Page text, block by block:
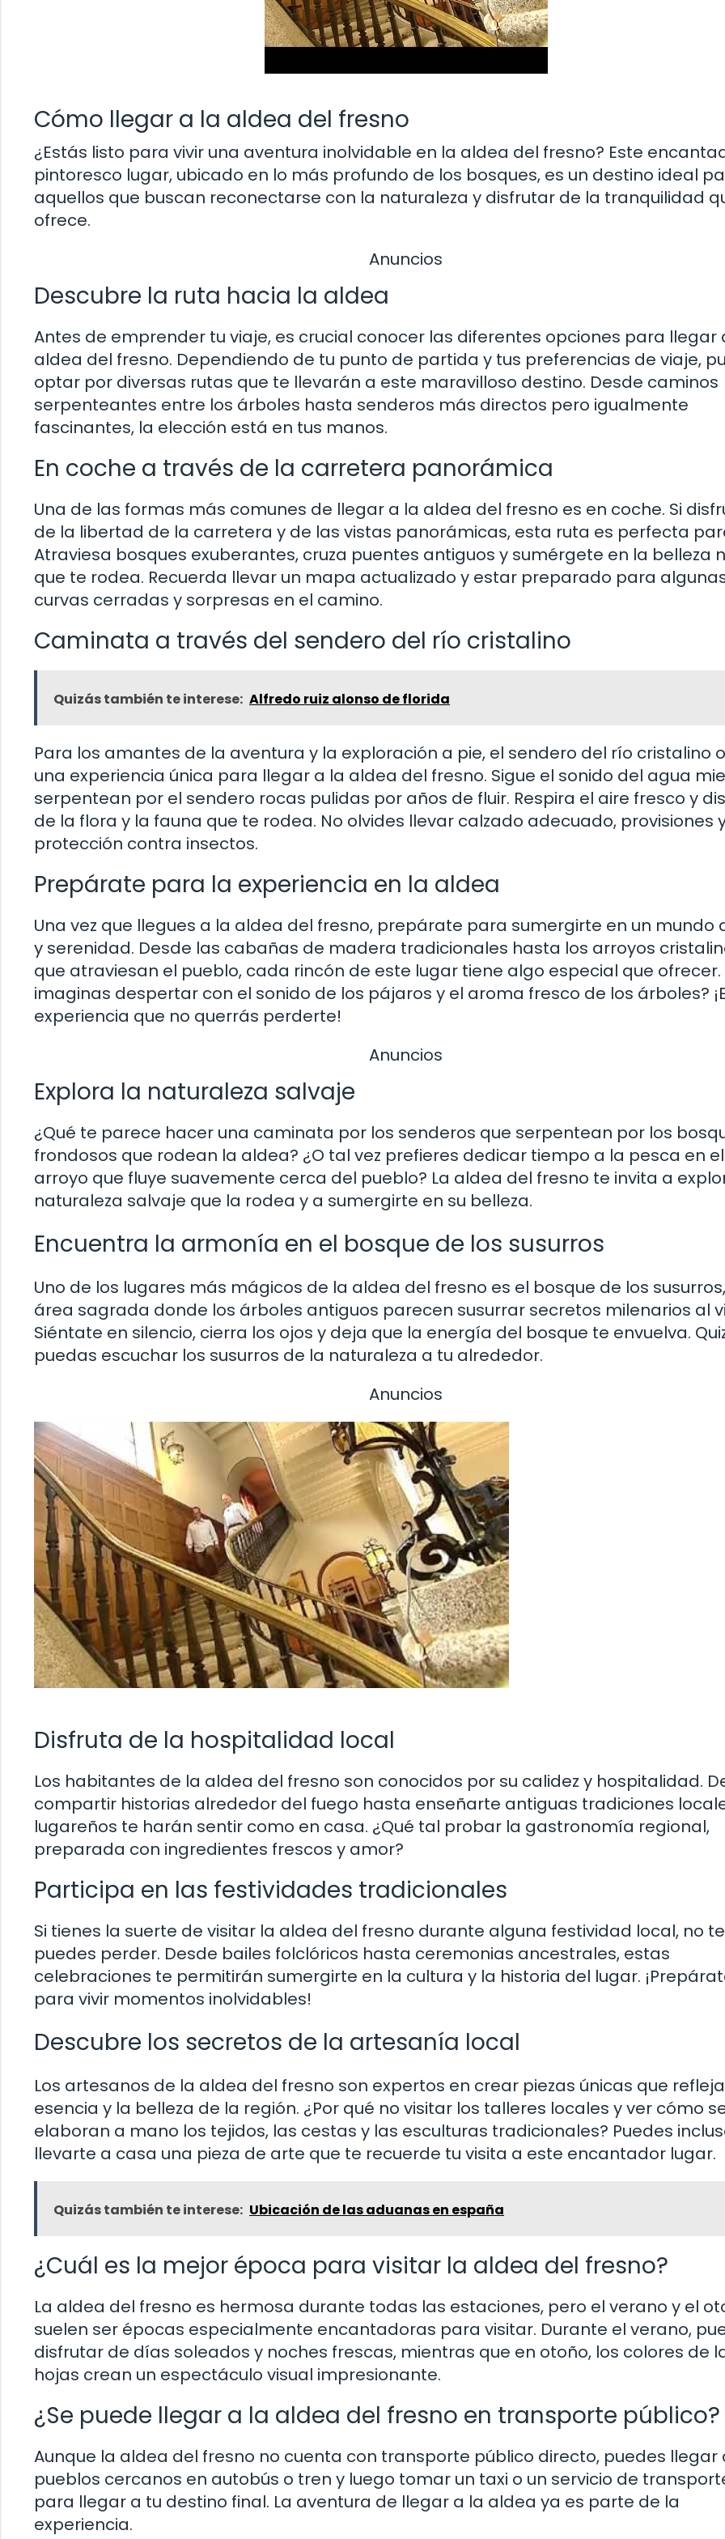
Cómo llegar a la aldea del fresno
¿Estás listo para vivir una aventura inolvidable en la aldea del fresno? Este
pintoresco lugar, ubicado en lo más profundo de los bosques, es un destino ideal
aquellos que buscan reconectarse con la naturaleza y disfrutar de la tranquilidad
ofrece.
Anuncios
Descubre la ruta hacia la aldea
Antes de emprender tu viaje, es crucial conocer las diferentes opciones para llegar
aldea del fresno. Dependiendo de tu punto de partida y tus preferencias de viaje,
optar por diversas rutas que te llevarán a este maravilloso destino. Desde caminos
serpenteantes entre los árboles hasta senderos más directos pero igualmente
fascinantes, la elección está en tus manos.
En coche a través de la carretera panorámica
Una de las formas más comunes de llegar a la aldea del fresno es en coche. Si
de la libertad de la carretera y de las vistas panorámicas, esta ruta es perfecta
Atraviesa bosques exuberantes, cruza puentes antiguos y sumérgete en la belleza
que te rodea. Recuerda llevar un mapa actualizado y estar preparado para
curvas cerradas y sorpresas en el camino.
Caminata a través del sendero del río cristalino
Quizás también te interese: Alfredo ruiz alonso de florida
Para los amantes de la aventura y la exploración a pie, el sendero del río cristalino
una experiencia única para llegar a la aldea del fresno. Sigue el sonido del agua
serpentean por el sendero rocas pulidas por años de fluir. Respira el aire fresco y
de la flora y la fauna que te rodea. No olvides llevar calzado adecuado, provisiones
protección contra insectos.
Prepárate para la experiencia en la aldea
Una vez que llegues a la aldea del fresno, prepárate para sumergirte en un mundo
y serenidad. Desde las cabañas de madera tradicionales hasta los arroyos
que atraviesan el pueblo, cada rincón de este lugar tiene algo especial que ofrecer.
imaginas despertar con el sonido de los pájaros y el aroma fresco de los árboles?
experiencia que no querrás perderte!
Anuncios
Explora la naturaleza salvaje
¿Qué te parece hacer una caminata por los senderos que serpentean por los
frondosos que rodean la aldea? ¿O tal vez prefieres dedicar tiempo a la pesca en el
arroyo que fluye suavemente cerca del pueblo? La aldea del fresno te invita a
naturaleza salvaje que la rodea y a sumergirte en su belleza.
Encuentra la armonía en el bosque de los susurros
Uno de los lugares más mágicos de la aldea del fresno es el bosque de los
área sagrada donde los árboles antiguos parecen susurrar secretos milenarios al
Siéntate en silencio, cierra los ojos y deja que la energía del bosque te envuelva.
puedas escuchar los susurros de la naturaleza a tu alrededor.
Anuncios
Disfruta de la hospitalidad local
Los habitantes de la aldea del fresno son conocidos por su calidez y hospitalidad.
compartir historias alrededor del fuego hasta enseñarte antiguas tradiciones
lugareños te harán sentir como en casa. ¿Qué tal probar la gastronomía regional,
preparada con ingredientes frescos y amor?
Participa en las festividades tradicionales
Si tienes la suerte de visitar la aldea del fresno durante alguna festividad local, no
puedes perder. Desde bailes folclóricos hasta ceremonias ancestrales, estas
celebraciones te permitirán sumergirte en la cultura y la historia del lugar.
para vivir momentos inolvidables!
Descubre los secretos de la artesanía local
Los artesanos de la aldea del fresno son expertos en crear piezas únicas que
esencia y la belleza de la región. ¿Por qué no visitar los talleres locales y ver cómo
elaboran a mano los tejidos, las cestas y las esculturas tradicionales? Puedes
llevarte a casa una pieza de arte que te recuerde tu visita a este encantador lugar.
Quizás también te interese: Ubicación de las aduanas en españa
¿Cuál es la mejor época para visitar la aldea del fresno?
La aldea del fresno es hermosa durante todas las estaciones, pero el verano y el
suelen ser épocas especialmente encantadoras para visitar. Durante el verano,
disfrutar de días soleados y noches frescas, mientras que en otoño, los colores de
hojas crean un espectáculo visual impresionante.
¿Se puede llegar a la aldea del fresno en transporte público?
Aunque la aldea del fresno no cuenta con transporte público directo, puedes llegar
pueblos cercanos en autobús o tren y luego tomar un taxi o un servicio de
para llegar a tu destino final. La aventura de llegar a la aldea ya es parte de la
experiencia.